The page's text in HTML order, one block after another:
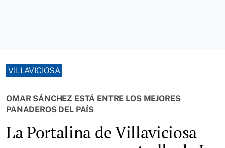
VILLAVICIOSA
OMAR SÁNCHEZ ESTÁ ENTRE LOS MEJORES
PANADEROS DEL PAÍS
La Portalina de Villaviciosa